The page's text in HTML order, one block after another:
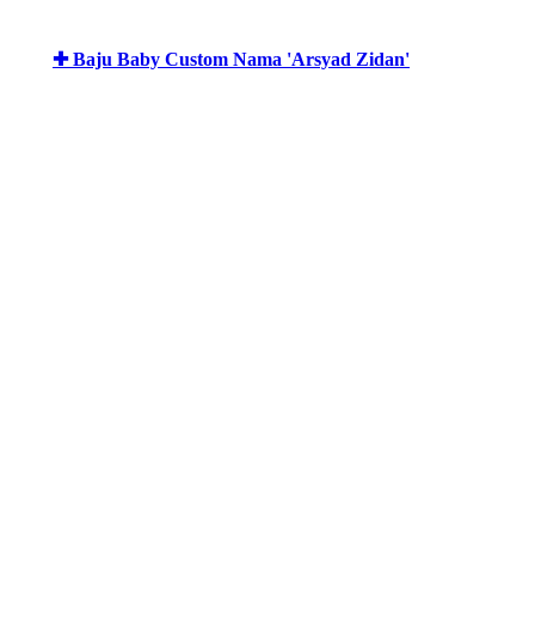
✚ Baju Baby Custom Nama 'Arsyad Zidan'